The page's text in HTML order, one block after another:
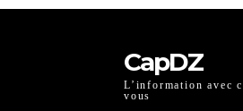
CapDZ
L’information avec
vous